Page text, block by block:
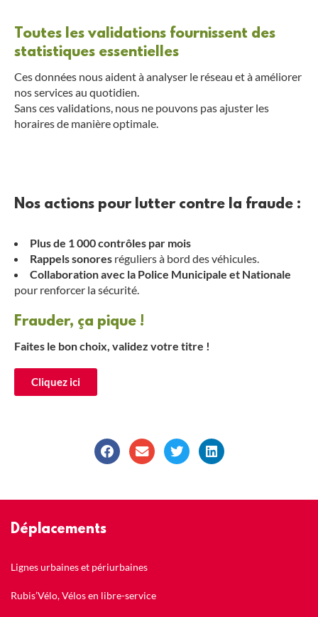
Toutes les validations fournissent des
statistiques essentielles
Ces données nous aident à analyser le réseau et à améliorer
nos services au quotidien.
Sans ces validations, nous ne pouvons pas ajuster les
horaires de manière optimale.
Nos actions pour lutter contre la fraude :
Plus de 1 000 contrôles par mois
Rappels sonores réguliers à bord des véhicules.
Collaboration avec la Police Municipale et Nationale
pour renforcer la sécurité.
Frauder, ça pique !
Faites le bon choix, validez votre titre !
Cliquez ici
Déplacements
Lignes urbaines et périurbaines
Rubis’Vélo, Vélos en libre-service